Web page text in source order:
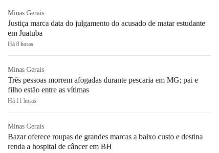
Minas Gerais
Justiça marca data do julgamento do acusado de matar estudante
em Juatuba
Há 8 horas
Minas Gerais
Três pessoas morrem afogadas durante pescaria em MG; pai e
filho estão entre as vítimas
Há 11 horas
Minas Gerais
Bazar oferece roupas de grandes marcas a baixo custo e destina
renda a hospital de câncer em BH